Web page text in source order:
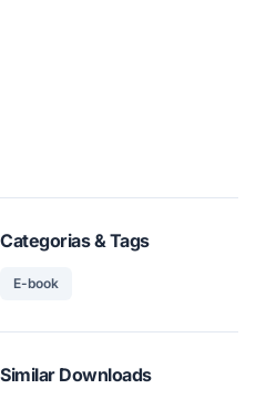
Categorias & Tags
E-book
Similar Downloads